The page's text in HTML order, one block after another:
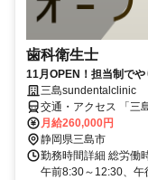
歯科衛生士
11月OPEN！担当制で
三島sundentalclinic
交通・アクセス 「三
月給260,000円
静岡県三島市
勤務時間詳細 総労働
午前8:30～12:30、